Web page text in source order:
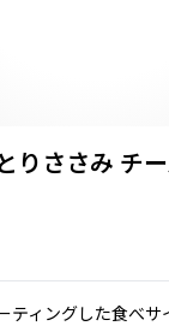
りささみ チ
ティングした食べサ